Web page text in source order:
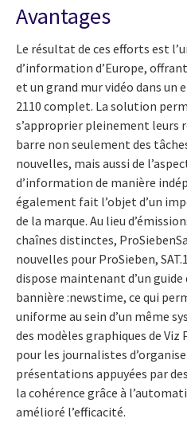
Avantages
Le résultat de ces efforts est
d’information d’Europe,
et un grand mur vidéo dans un
2110 complet. La solution
s’approprier pleinement leurs
barre non seulement des
nouvelles, mais aussi de
d’information de manière
également fait l’objet d’un
de la marque. Au lieu
chaînes distinctes,
nouvelles pour ProSieben,
dispose maintenant d’un
bannière :newstime, ce qui
uniforme au sein d’un même
des modèles graphiques de
pour les journalistes
présentations appuyées par
la cohérence grâce à
amélioré l’efficacité.